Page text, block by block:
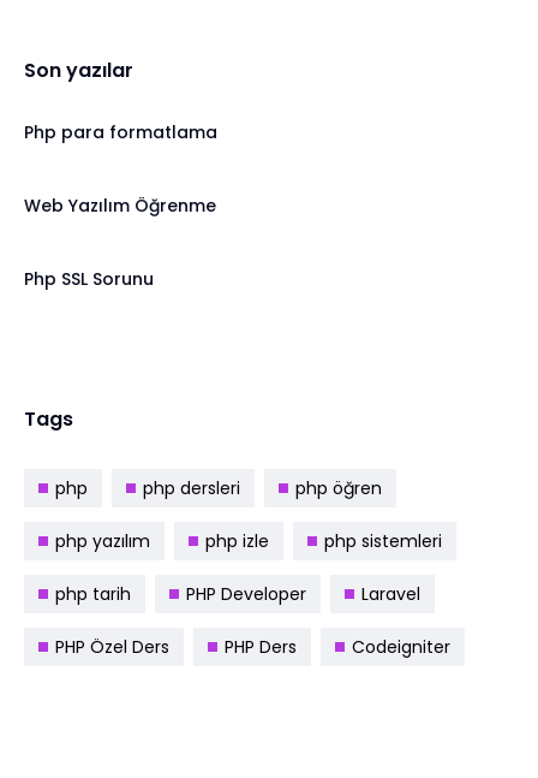
Son yazılar
Php para formatlama
Web Yazılım Öğrenme
Php SSL Sorunu
Tags
php php dersleri php öğren
php yazılım php izle php sistemleri
php tarih PHP Developer Laravel
PHP Özel Ders PHP Ders Codeigniter